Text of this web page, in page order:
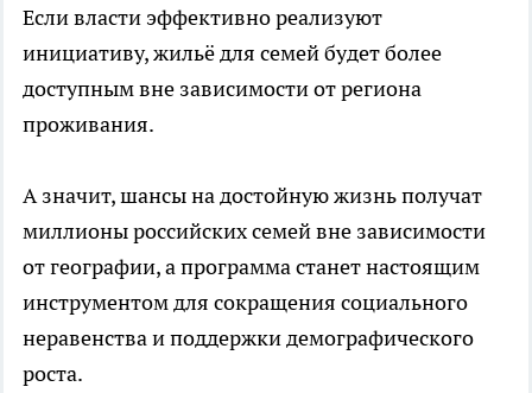
Если власти эффективно реализуют
инициативу, жильё для семей будет более
доступным вне зависимости от региона
проживания.
А значит, шансы на достойную жизнь получат
миллионы российских семей вне зависимости
от географии, а программа станет настоящим
инструментом для сокращения социального
неравенства и поддержки демографического
роста.